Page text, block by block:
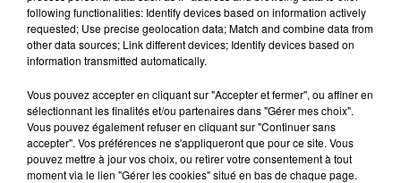
Afficher l'élément
PRÈS DE CHEZ VOUS
following functionalities: Identify devices based on information actively
requested; Use precise geolocation data; Match and combine data from
other data sources; Link different devices; Identify devices based on
information transmitted automatically.
Vous pouvez accepter en cliquant sur "Accepter et fermer", ou affiner en
sélectionnant les finalités et/ou partenaires dans "Gérer mes choix".
Vous pouvez également refuser en cliquant sur "Continuer sans
accepter". Vos préférences ne s'appliqueront que pour ce site. Vous
pouvez mettre à jour vos choix, ou retirer votre consentement à tout
moment via le lien "Gérer les cookies" situé en bas de chaque page.